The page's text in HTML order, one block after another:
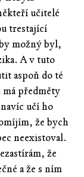
učitelé
trestající
možný byl,
A v tuto
aspoň do té
předměty
učí ho
že bych
neexistoval.
že
a že s ním